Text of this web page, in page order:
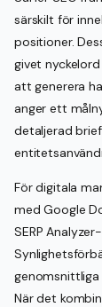
särskilt för
positioner.
givet
att generera
anger ett
detaljerad
För digitala
med Google
SERP
genomsnittliga
När det